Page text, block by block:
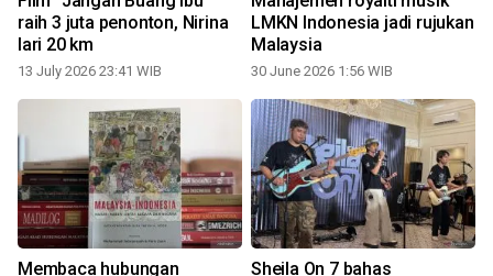
raih 3 juta penonton, Nirina
lari 20 km
13 July 2026 23:41 WIB
LMKN Indonesia jadi rujukan
Malaysia
30 June 2026 1:56 WIB
Membaca hubungan
Sheila On 7 bahas